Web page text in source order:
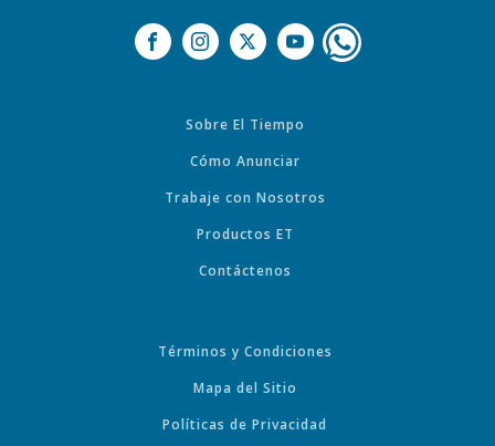
Sobre El Tiempo
Cómo Anunciar
Trabaje con Nosotros
Productos ET
Contáctenos
Términos y Condiciones
Mapa del Sitio
Políticas de Privacidad